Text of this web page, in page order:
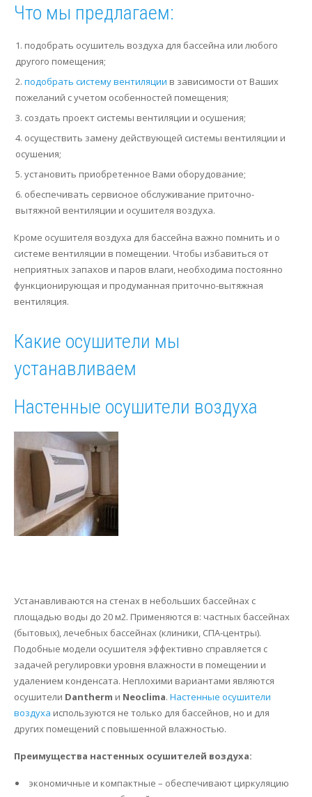
Что мы предлагаем:
подобрать осушитель воздуха для бассейна или любого
другого помещения;
подобрать систему вентиляции в зависимости от Ваших
пожеланий с учетом особенностей помещения;
создать проект системы вентиляции и осушения;
осуществить замену действующей системы вентиляции и
осушения;
установить приобретенное Вами оборудование;
обеспечивать сервисное обслуживание приточно-
вытяжной вентиляции и осушителя воздуха.
Кроме осушителя воздуха для бассейна важно помнить и о
системе вентиляции в помещении. Чтобы избавиться от
неприятных запахов и паров влаги, необходима постоянно
функционирующая и продуманная приточно-вытяжная
вентиляция.
Какие осушители мы
устанавливаем
Настенные осушители воздуха
Устанавливаются на стенах в небольших бассейнах с
площадью воды до 20 м2. Применяются в: частных бассейнах
(бытовых), лечебных бассейнах (клиники, СПА-центры).
Подобные модели осушителя эффективно справляется с
задачей регулировки уровня влажности в помещении и
удалением конденсата. Неплохими вариантами являются
осушители Dantherm и Neoclima. Настенные осушители
воздуха используются не только для бассейнов, но и для
других помещений с повышенной влажностью.
Преимущества настенных осушителей воздуха:
экономичные и компактные – обеспечивают циркуляцию